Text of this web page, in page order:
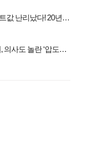
값 난리났다! 20년
의사도 놀란 ‘압도적